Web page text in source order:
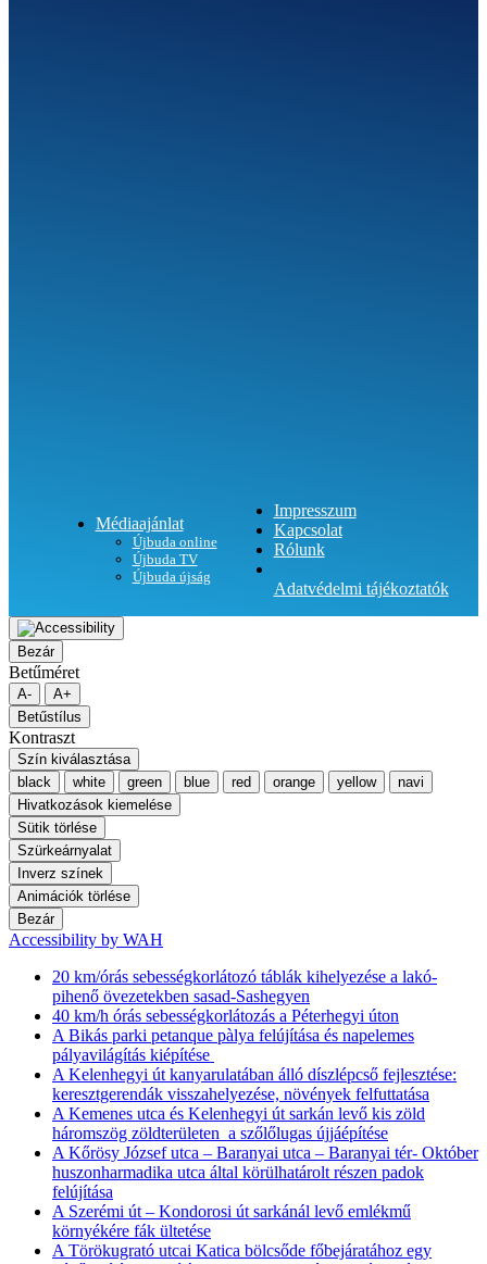
Médiaajánlat
Újbuda online
Újbuda TV
Újbuda újság
Impresszum
Kapcsolat
Rólunk
Adatvédelmi tájékoztatók
Bezár
Betűméret
A-
A+
Betűstílus
Kontraszt
Szín kiválasztása
black
white green blue red orange yellow
navi
Hivatkozások kiemelése
Sütik törlése
Szürkeárnyalat
Inverz színek
Animációk törlése
Bezár
Accessibility by WAH
20 km/órás sebességkorlátozó táblák kihelyezése a lakó-
pihenő övezetekben sasad-Sashegyen
40 km/h órás sebességkorlátozás a Péterhegyi úton
A Bikás parki petanque pàlya felújítása és napelemes
pályavilágítás kiépítése
A Kelenhegyi út kanyarulatában álló díszlépcső fejlesztése:
keresztgerendák visszahelyezése, növények felfuttatása
A Kemenes utca és Kelenhegyi út sarkán levő kis zöld
háromszög zöldterületen a szőlőlugas újjáépítése
A Kőrösy József utca – Baranyai utca – Baranyai tér- Október
huszonharmadika utca által körülhatárolt részen padok
felújítása
A Szerémi út – Kondorosi út sarkánál levő emlékmű
környékére fák ültetése
A Törökugrató utcai Katica bölcsőde főbejáratához egy